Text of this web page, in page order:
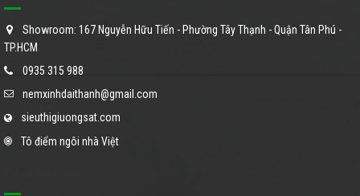
Showroom: 167 Nguyễn Hữu Tiến - Phường Tây Thạnh - Quận Tân Phú -
TP.HCM
0935 315 988
nemxinhdaithanh@gmail.com
sieuthigiuongsat.com
Tô điểm ngôi nhà Việt